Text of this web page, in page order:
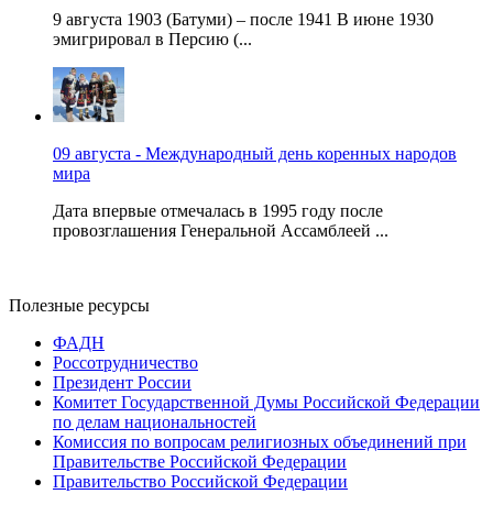
9 августа 1903 (Батуми) – после 1941 В июне 1930
эмигрировал в Персию (...
09 августа - Международный день коренных народов
мира
Дата впервые отмечалась в 1995 году после
провозглашения Генеральной Ассамблеей ...
Полезные ресурсы
ФАДН
Россотрудничество
Президент России
Комитет Государственной Думы Российской Федерации
по делам национальностей
Комиссия по вопросам религиозных объединений при
Правительстве Российской Федерации
Правительство Российской Федерации